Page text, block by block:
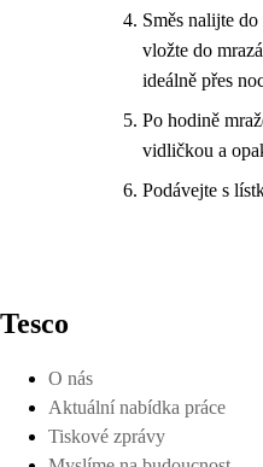
Směs nalijte
vložte do
ideálně přes
Po hodině
vidličkou a
Podávejte s
Tesco
O nás
Aktuální nabídka práce
Tiskové zprávy